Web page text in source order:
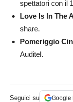
spettatori con il
Love Is In The
share.
Pomeriggio
Auditel.
Seguici su Google